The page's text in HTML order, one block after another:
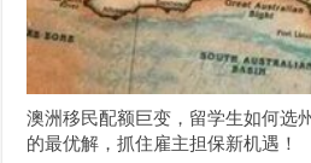
澳洲移民配额巨变，留学生如何选
的最优解，抓住雇主担保新机遇！